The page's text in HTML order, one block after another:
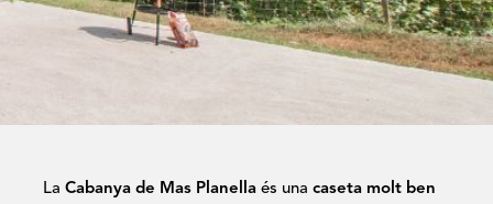
La Cabanya de Mas Planella és una caseta molt ben